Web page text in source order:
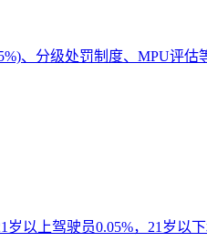
、分级处罚制度、MPU评估
以上驾驶员0.05%，21岁以